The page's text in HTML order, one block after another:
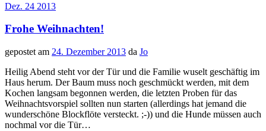
Dez. 24 2013
Frohe Weihnachten!
gepostet am 24. Dezember 2013 da Jo
Heilig Abend steht vor der Tür und die Familie wuselt geschäftig im
Haus herum. Der Baum muss noch geschmückt werden, mit dem
Kochen langsam begonnen werden, die letzten Proben für das
Weihnachtsvorspiel sollten nun starten (allerdings hat jemand die
wunderschöne Blockflöte versteckt. ;-)) und die Hunde müssen auch
nochmal vor die Tür…